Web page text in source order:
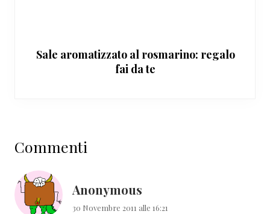
Sale aromatizzato al rosmarino: regalo
fai da te
del
lettore
Commenti
Anonymous
30 Novembre 2011 alle 16:21